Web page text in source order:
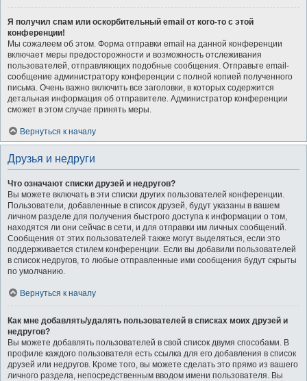
Я получил спам или оскорбительный email от кого-то с этой
конференции!
Мы сожалеем об этом. Форма отправки email на данной конференции
включает меры предосторожности и возможность отслеживания
пользователей, отправляющих подобные сообщения. Отправьте email-
сообщение администратору конференции с полной копией полученного
письма. Очень важно включить все заголовки, в которых содержится
детальная информация об отправителе. Администратор конференции
сможет в этом случае принять меры.
Вернуться к началу
Друзья и недруги
Что означают списки друзей и недругов?
Вы можете включать в эти списки других пользователей конференции.
Пользователи, добавленные в список друзей, будут указаны в вашем
личном разделе для получения быстрого доступа к информации о том,
находятся ли они сейчас в сети, и для отправки им личных сообщений.
Сообщения от этих пользователей также могут выделяться, если это
поддерживается стилем конференции. Если вы добавили пользователей
в список недругов, то любые отправленные ими сообщения будут скрыты
по умолчанию.
Вернуться к началу
Как мне добавлять/удалять пользователей в списках моих друзей и
недругов?
Вы можете добавлять пользователей в свой список двумя способами. В
профиле каждого пользователя есть ссылка для его добавления в список
друзей или недругов. Кроме того, вы можете сделать это прямо из вашего
личного раздела, непосредственным вводом имени пользователя. Вы